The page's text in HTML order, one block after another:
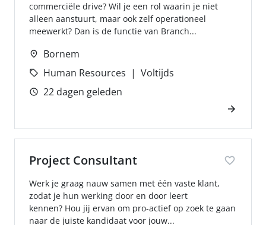
commerciële drive? Wil je een rol waarin je niet
alleen aanstuurt, maar ook zelf operationeel
meewerkt? Dan is de functie van Branch...
Bornem
Human Resources
Voltijds
22 dagen geleden
Project Consultant
Werk je graag nauw samen met één vaste klant,
zodat je hun werking door en door leert
kennen? Hou jij ervan om pro-actief op zoek te gaan
naar de juiste kandidaat voor jouw...